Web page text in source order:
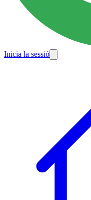
Inicia la sessió